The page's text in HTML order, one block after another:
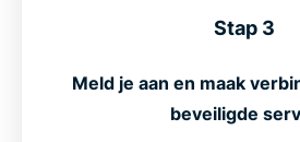
Stap 3
Meld je aan en maak
beveiligde